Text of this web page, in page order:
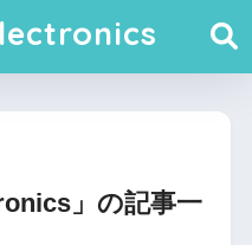
」の記事一